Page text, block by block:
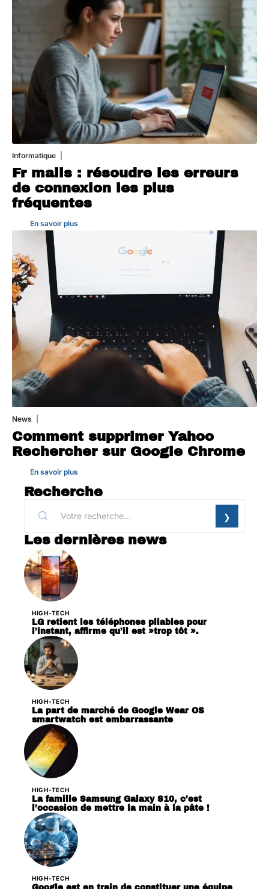
Informatique
Fr mails : résoudre les erreurs
de connexion les plus
fréquentes
En savoir plus
News
Comment supprimer Yahoo
Rechercher sur Google Chrome
En savoir plus
Recherche
Les dernières news
HIGH-TECH
LG retient les téléphones pliables pour
l’instant, affirme qu’il est »trop tôt ».
HIGH-TECH
La part de marché de Google Wear OS
smartwatch est embarrassante
HIGH-TECH
La famille Samsung Galaxy S10, c’est
l’occasion de mettre la main à la pâte !
HIGH-TECH